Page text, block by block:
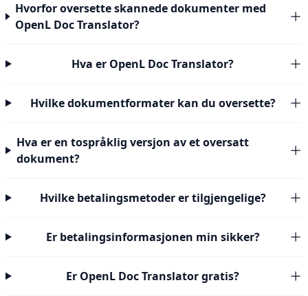
Hvorfor oversette skannede dokumenter med
OpenL Doc Translator?
Hva er OpenL Doc Translator?
Hvilke dokumentformater kan du oversette?
Hva er en tospråklig versjon av et oversatt
dokument?
Hvilke betalingsmetoder er tilgjengelige?
Er betalingsinformasjonen min sikker?
Er OpenL Doc Translator gratis?